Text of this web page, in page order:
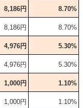
8,186円 8.70%
8,186円 8.70%
4,976円 5.30%
4,976円 5.30%
1,000円 1.10%
1,000円 1.10%